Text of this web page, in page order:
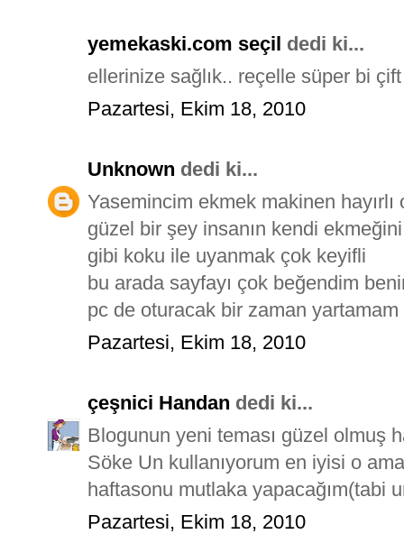
yemekaski.com seçil dedi ki...
ellerinize sağlık.. reçelle süper bi
Pazartesi, Ekim 18, 2010
Unknown dedi ki...
Yasemincim ekmek makinen
güzel bir şey insanın kendi
gibi koku ile uyanmak çok keyifli
bu arada sayfayı çok beğendim
pc de oturacak bir zaman
Pazartesi, Ekim 18, 2010
çeşnici Handan dedi ki...
Blogunun yeni teması güzel olmuş
Söke Un kullanıyorum en iyisi o
haftasonu mutlaka yapacağım(tabi
Pazartesi, Ekim 18, 2010